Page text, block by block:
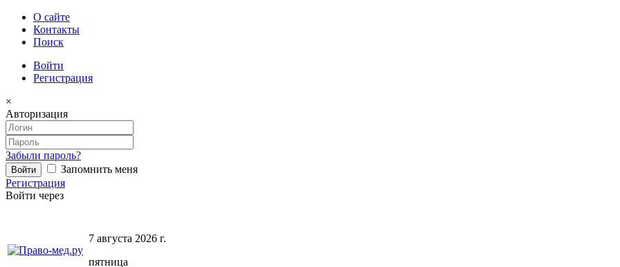
О сайте
Контакты
Поиск
Войти
Регистрация
×
Авторизация
Забыли пароль?
Запомнить меня
Регистрация
Войти через
7 августа 2026 г.
пятница